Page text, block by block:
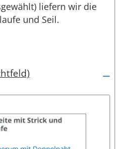
liefern wir die
und Seil.